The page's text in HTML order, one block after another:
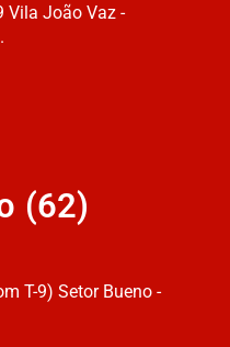
Vila João Vaz -
(62)
T-9) Setor Bueno -